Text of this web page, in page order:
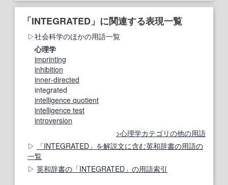
「INTEGRATED」に関連する表現一覧
社会科学のほかの用語一覧
心理学
imprinting
inhibition
inner‐directed
integrated
intelligence quotient
intelligence test
introversion
心理学カテゴリの他の用語
「INTEGRATED」を解説文に含む英和辞書の用語の
一覧
英和辞書の「INTEGRATED」の用語索引